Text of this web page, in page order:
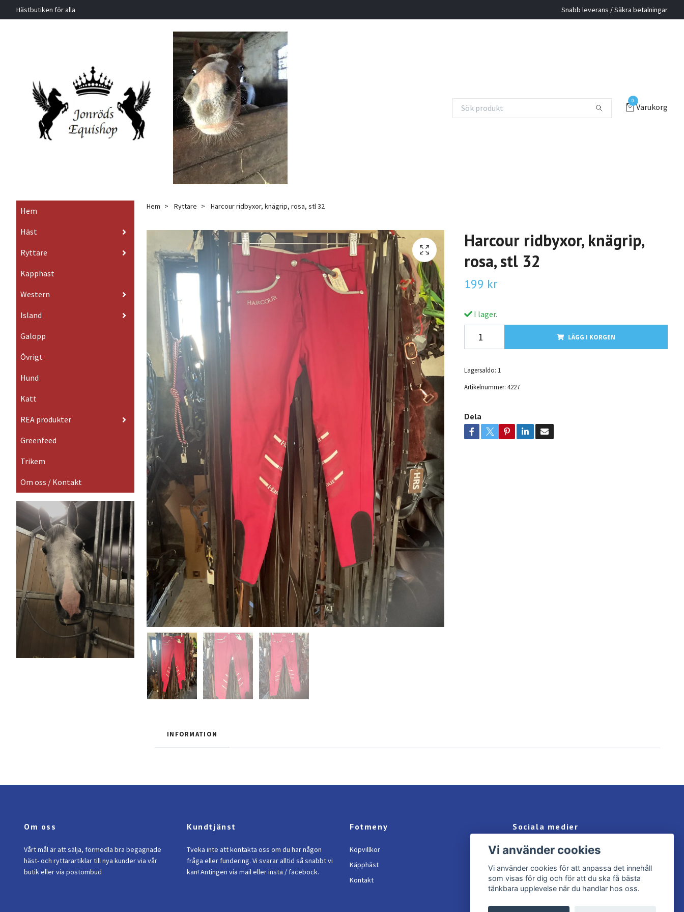
Hästbutiken för alla Snabb leverans / Säkra betalningar
0
Varukorg
Hem
Häst
Ryttare
Käpphäst
Western
Island
Galopp
Övrigt
Hund
Katt
REA produkter
Greenfeed
Trikem
Om oss / Kontakt
Hem Ryttare Harcour ridbyxor, knägrip, rosa, stl 32
Harcour ridbyxor, knägrip,
rosa, stl 32
199 kr
I lager.
LÄGG I KORGEN
Lagersaldo: 1
Artikelnummer: 4227
Dela
INFORMATION
Om oss
Vårt mål är att sälja, förmedla bra begagnade
häst- och ryttarartiklar till nya kunder via vår
butik eller via postombud
Kundtjänst
Tveka inte att kontakta oss om du har någon
fråga eller fundering. Vi svarar alltid så snabbt vi
kan! Antingen via mail eller insta / facebock.
Fotmeny
Köpvillkor
Käpphäst
Kontakt
Sociala medier
Facebook
Instagram
Vi använder cookies
Vi använder cookies för att anpassa det innehåll
som visas för dig och för att du ska få bästa
tänkbara upplevelse när du handlar hos oss.